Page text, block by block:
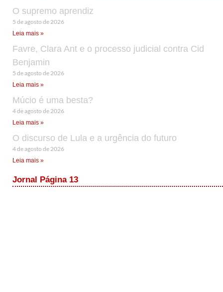
O supremo aprendiz
5 de agosto de 2026
Leia mais »
Favre, Clara Ant e o processo judicial contra Cid
Benjamin
5 de agosto de 2026
Leia mais »
Múcio é uma besta?
4 de agosto de 2026
Leia mais »
O discurso de Lula e a urgência do futuro
4 de agosto de 2026
Leia mais »
Jornal Página 13